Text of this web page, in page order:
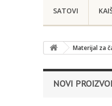
SATOVI
Materijal za
NOVI